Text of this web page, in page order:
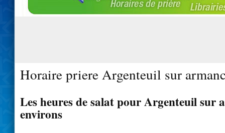
Horaire priere Argenteuil sur
Les heures de salat pour Argenteuil sur
environs